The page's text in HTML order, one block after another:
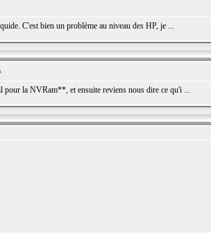
C'est bien un problème au niveau des HP, je ...
pour la NVRam**, et ensuite reviens nous dire ce qu'i ...